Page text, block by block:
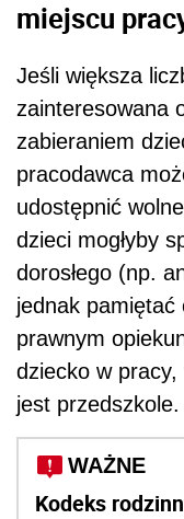
miejscu
Jeśli większa
zainteresowana
zabieraniem
pracodawca
udostępnić
dzieci mogłyby
dorosłego (np.
jednak
prawnym
dziecko w
jest przedszkole.
WAŻNE
Kodeks